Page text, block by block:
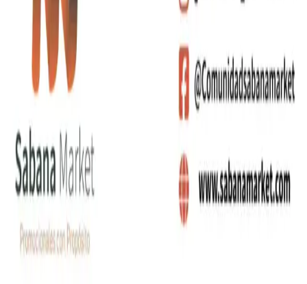
+(57)
310 556 6599
+(57) 310 683 5116
+(57) 320 821 9253
gerencia@sabanamarket.com
Carrera 5 # 26-120 Bloque B, OFI. 402
Funza,Cundinamarca
©2026Sabana Market SAS. Todos los derechos
Política de Privacidad
Términos y Condiciones